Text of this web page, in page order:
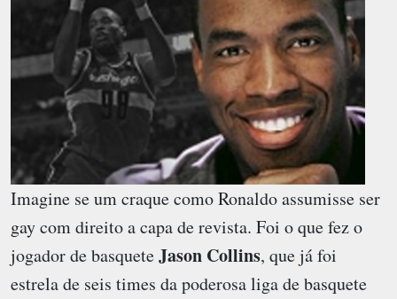
Imagine se um craque como Ronaldo assumisse ser
gay com direito a capa de revista. Foi o que fez o
jogador de basqueteJason Collins, que já foi
estrela de seis times da poderosa liga de basquete